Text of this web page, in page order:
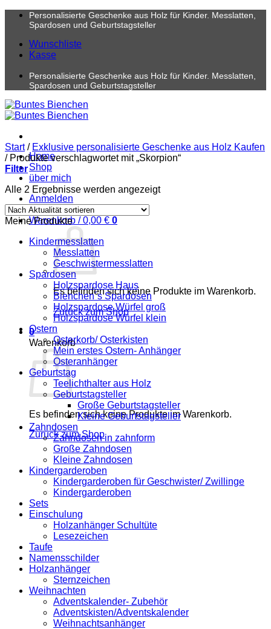
Zum
Personalisierte Geschenke aus Holz für Kinder. Messlatten,
Spardosen und Geburtstagsteller
Wunschliste
Kasse
Personalisierte Geschenke aus Holz für Kinder. Messlatten,
Spardosen und Geburtstagsteller
Home
Shop
über mich
Anmelden
Warenkorb /0,00 € 0
Es befinden sich keine Produkte im Warenkorb.
Zurück zum Shop
0
Warenkorb
Es befinden sich keine Produkte im Warenkorb.
Zurück zum Shop
Start / Exklusive personalisierte Geschenke aus Holz Kaufen
/Produkte verschlagwortet mit „Skorpion“
Filter
Alle 2 Ergebnisse werden angezeigtNach
Meine Produkte
Kindermesslatten
Messlatten
Geschwistermesslatten
Spardosen
Holzspardose Haus
Bienchen´s Spardosen
Holzspardose Würfel groß
Holzspardose Würfel klein
Ostern
Osterkorb/ Osterkisten
Mein erstes Ostern- Anhänger
Osteranhänger
Geburtstag
Teelichthalter aus Holz
Geburtstagsteller
Große Geburtstagsteller
Kleine Geburtstagsteller
Zahndosen
Zahndosen in zahnform
Große Zahndosen
Kleine Zahndosen
Kindergarderoben
Kindergarderoben für Geschwister/ Zwillinge
Kindergarderoben
Sets
Einschulung
Holzanhänger Schultüte
Lesezeichen
Taufe
Namensschilder
Holzanhänger
Sternzeichen
Weihnachten
Adventskalender- Zubehör
Adventskisten/Adventskalender
Weihnachtsanhänger